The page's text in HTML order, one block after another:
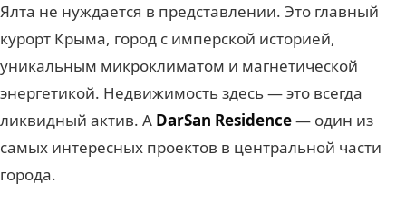
Ялта не нуждается в представлении. Это главный
курорт Крыма, город с имперской историей,
уникальным микроклиматом и магнетической
энергетикой. Недвижимость здесь — это всегда
ликвидный актив. А DarSan Residence— один из
самых интересных проектов в центральной части
города.